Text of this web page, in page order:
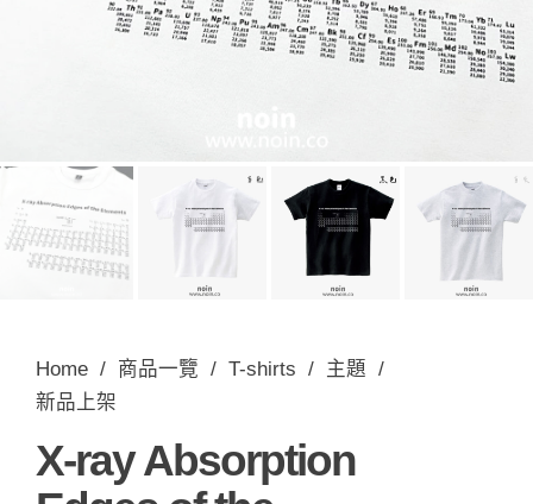
Home / 商品一覽 / T-shirts / 主題 /
新品上架
X-ray Absorption